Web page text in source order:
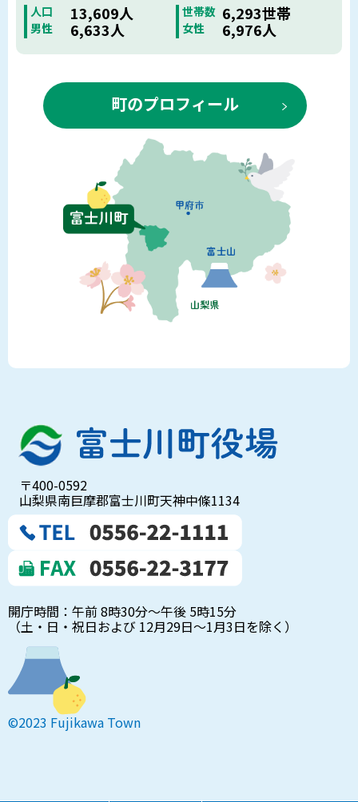
人口 13,609人 世帯数 6,293世帯
男性 6,633人 女性 6,976人
町のプロフィール
〒400-0592
山梨県南巨摩郡富士川町天神中條1134
開庁時間：午前 8時30分～午後 5時15分
（土・日・祝日および 12月29日～1月3日を除く）
©2023 Fujikawa Town